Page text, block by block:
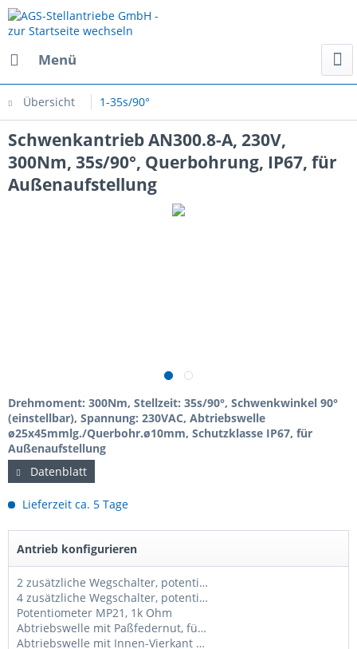
Menü
Übersicht 1-35s/90°
Schwenkantrieb AN300.8-A, 230V,
300Nm, 35s/90°, Querbohrung, IP67, für
Außenaufstellung
Drehmoment: 300Nm, Stellzeit: 35s/90°, Schwenkwinkel 90°
(einstellbar), Spannung: 230VAC, Abtriebswelle
ø25x45mmlg./Querbohr.ø10mm, Schutzklasse IP67, für
Außenaufstellung
Datenblatt
Lieferzeit ca. 5 Tage
Antrieb konfigurieren
2 zusätzliche Wegschalter, potentialfrei
4 zusätzliche Wegschalter, potentialfrei
Potentiometer MP21, 1k Ohm
Abtriebswelle mit Paßfedernut, für Schwenkantriebe AN300
Abtriebswelle mit Innen-Vierkant SW22mm, für Schwenkantriebe AN300